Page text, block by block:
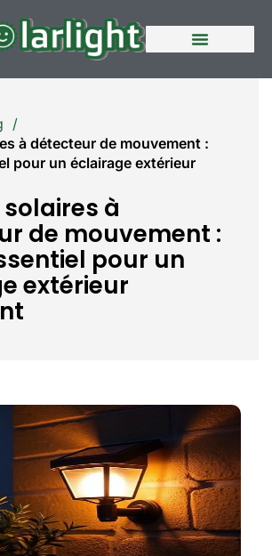
à détecteur de mouvement :
pour un éclairage extérieur
à
de mouvement :
pour un
extérieur